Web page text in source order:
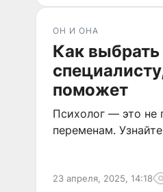
ОН И ОНА
Как выбрать
поможет
Психолог — это не
переменам.
23 апреля, 2025, 14:18